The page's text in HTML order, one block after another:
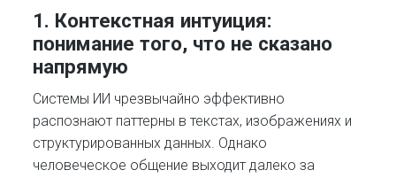
1. Контекстная интуиция:
понимание того, что не сказано
напрямую
Системы ИИ чрезвычайно эффективно
распознают паттерны в текстах, изображениях и
структурированных данных. Однако
человеческое общение выходит далеко за